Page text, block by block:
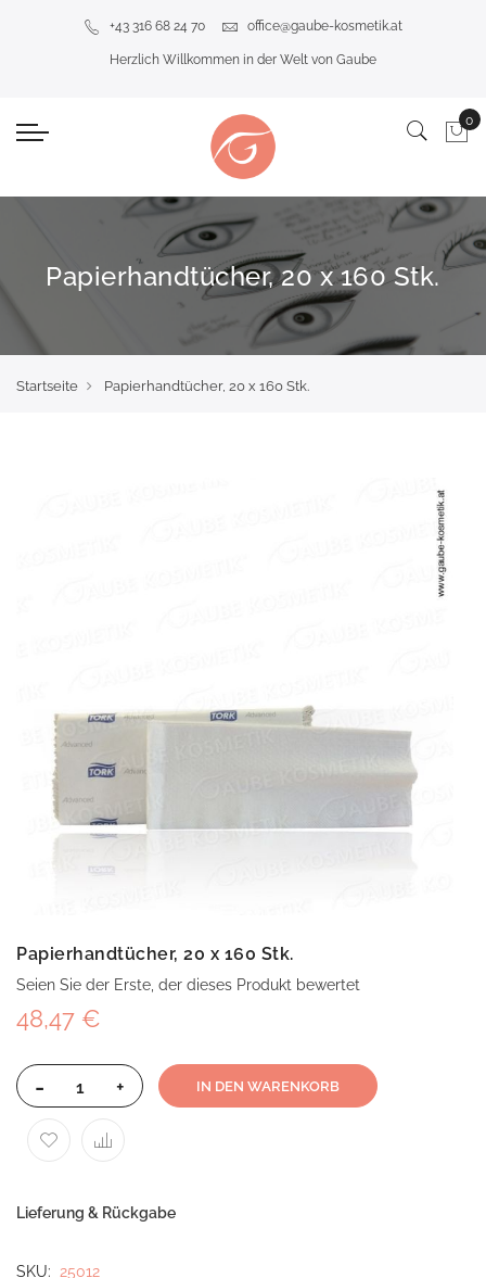
+43 316 68 24 70 office@gaube-kosmetik.at
Herzlich Willkommen in der Welt von Gaube
Papierhandtücher, 20 x 160 Stk.
Startseite Papierhandtücher, 20 x 160 Stk.
Papierhandtücher, 20 x 160 Stk.
Seien Sie der Erste, der dieses Produkt bewertet
48,47 €
- + IN DEN WARENKORB
Lieferung & Rückgabe
SKU 25012